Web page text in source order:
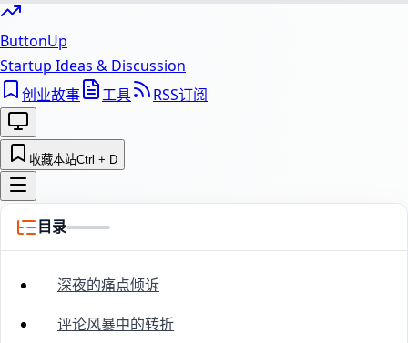
ButtonUp
Startup Ideas & Discussion
创业故事
工具 RSS订阅
收藏本站Ctrl + D
目录
深夜的痛点倾诉
评论风暴中的转折